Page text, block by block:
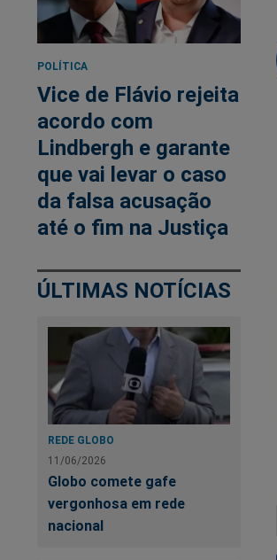
POLÍTICA
Vice de Flávio rejeita
acordo com
Lindbergh e garante
que vai levar o caso
da falsa acusação
até o fim na Justiça
ÚLTIMAS NOTÍCIAS
REDE GLOBO
11/06/2026
Globo comete gafe
vergonhosa em rede
nacional